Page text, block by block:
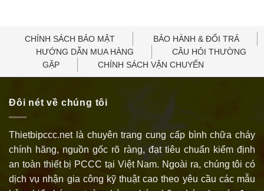
CHÍNH SÁCH BẢO MẬT
BẢO HÀNH & ĐỔI TRẢ
HƯỚNG DẪN MUA HÀNG
CÂU HỎI THƯỜNG
GẶP
CHÍNH SÁCH VẬN CHUYỂN
Đôi nét về chúng tôi
Thietbipccc.net là chuyên trang cung cấp bình chữa cháy
chính hãng, nguồn gốc rõ ràng, đạt tiêu chuẩn kiểm định
an toàn thiết bị PCCC tại Việt Nam. Ngoài ra, chúng tôi có
dịch vụ nhận gia công kỹ thuật cao theo yêu cầu các mẫu